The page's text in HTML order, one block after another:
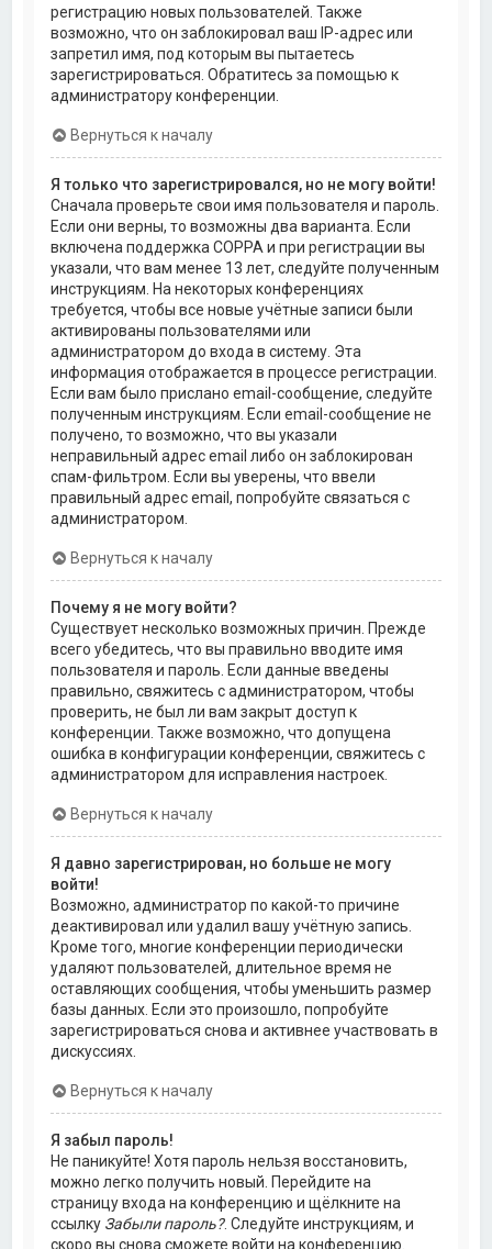
регистрацию новых пользователей. Также
возможно, что он заблокировал ваш IP-адрес или
запретил имя, под которым вы пытаетесь
зарегистрироваться. Обратитесь за помощью к
администратору конференции.
Вернуться к началу
Я только что зарегистрировался, но не могу войти!
Сначала проверьте свои имя пользователя и пароль.
Если они верны, то возможны два варианта. Если
включена поддержка COPPA и при регистрации вы
указали, что вам менее 13 лет, следуйте полученным
инструкциям. На некоторых конференциях
требуется, чтобы все новые учётные записи были
активированы пользователями или
администратором до входа в систему. Эта
информация отображается в процессе регистрации.
Если вам было прислано email-сообщение, следуйте
полученным инструкциям. Если email-сообщение не
получено, то возможно, что вы указали
неправильный адрес email либо он заблокирован
спам-фильтром. Если вы уверены, что ввели
правильный адрес email, попробуйте связаться с
администратором.
Вернуться к началу
Почему я не могу войти?
Существует несколько возможных причин. Прежде
всего убедитесь, что вы правильно вводите имя
пользователя и пароль. Если данные введены
правильно, свяжитесь с администратором, чтобы
проверить, не был ли вам закрыт доступ к
конференции. Также возможно, что допущена
ошибка в конфигурации конференции, свяжитесь с
администратором для исправления настроек.
Вернуться к началу
Я давно зарегистрирован, но больше не могу
войти!
Возможно, администратор по какой-то причине
деактивировал или удалил вашу учётную запись.
Кроме того, многие конференции периодически
удаляют пользователей, длительное время не
оставляющих сообщения, чтобы уменьшить размер
базы данных. Если это произошло, попробуйте
зарегистрироваться снова и активнее участвовать в
дискуссиях.
Вернуться к началу
Я забыл пароль!
Не паникуйте! Хотя пароль нельзя восстановить,
можно легко получить новый. Перейдите на
страницу входа на конференцию и щёлкните на
ссылку Забыли пароль?. Следуйте инструкциям, и
скоро вы снова сможете войти на конференцию.